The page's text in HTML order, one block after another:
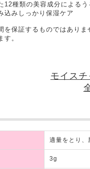
12種類の美容成分によるう
込みしっかり保湿ケア
を保証するものではあり
す。
モイス
適量をとり、
3g